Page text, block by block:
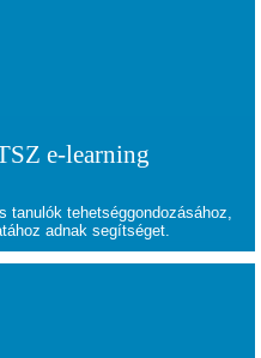
e-learning
tanulók tehetséggondozásához,
adnak segítséget.